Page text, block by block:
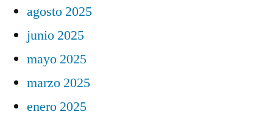
agosto 2025
junio 2025
mayo 2025
marzo 2025
enero 2025